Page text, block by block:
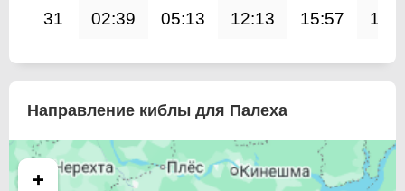
31 02:39 05:13 12:13 15:57
Направление киблы для Палеха
+